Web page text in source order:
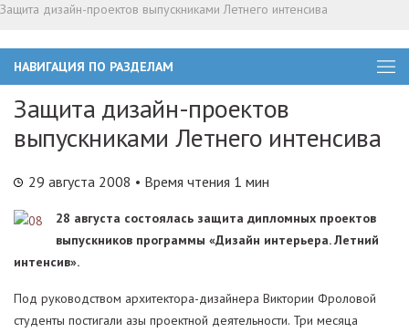
Защита дизайн-проектов выпускниками Летнего интенсива
НАВИГАЦИЯ ПО РАЗДЕЛАМ
Защита дизайн-проектов
выпускниками Летнего интенсива
29 августа 2008 • Время чтения 1 мин
28 августа состоялась защита дипломных проектов
выпускников программы «Дизайн интерьера. Летний
интенсив».
Под руководством архитектора-дизайнера Виктории Фроловой
студенты постигали азы проектной деятельности. Три месяца